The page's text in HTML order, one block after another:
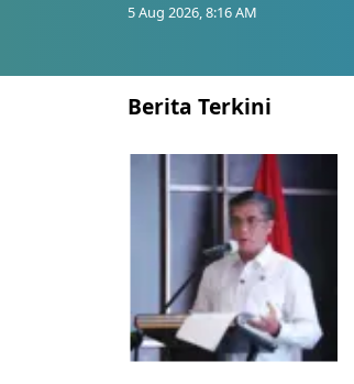
5 Aug 2026, 8:16 AM
Berita Terkini